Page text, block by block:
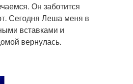
Он заботится
Сегодня Леша меня в
вставками и
вернулась.